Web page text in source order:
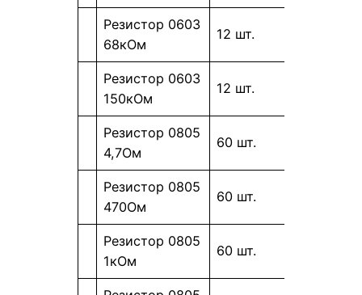
Резистор 0603
68кОм
12 шт.
Резистор 0603
150кОм
12 шт.
Резистор 0805
4,7Ом
60 шт.
Резистор 0805
470Ом
60 шт.
Резистор 0805
1кОм
60 шт.